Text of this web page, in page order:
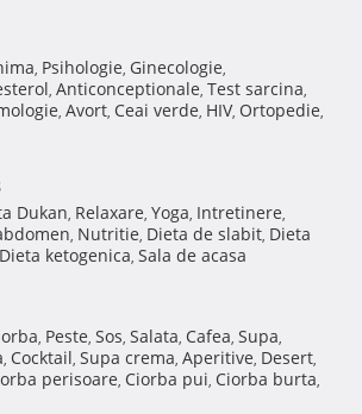
, Psihologie, Ginecologie,
, Anticonceptionale, Test sarcina,
, Avort, Ceai verde, HIV, Ortopedie,
Dukan, Relaxare, Yoga, Intretinere,
, Nutritie, Dieta de slabit, Dieta
Dieta ketogenica, Sala de acasa
, Peste, Sos, Salata, Cafea, Supa,
, Cocktail, Supa crema, Aperitive, Desert,
perisoare, Ciorba pui, Ciorba burta,